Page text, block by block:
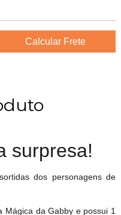
surpresa!
dos personagens de
Mágica da Gabby e possui 1